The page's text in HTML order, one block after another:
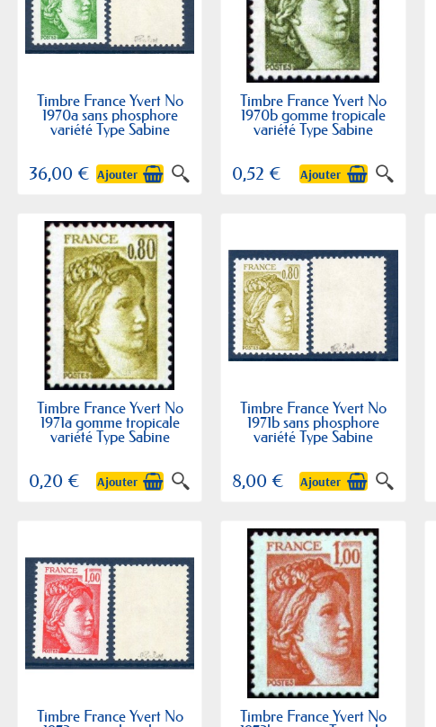
Timbre France Yvert No
1970a sans phosphore
variété Type Sabine
36,00 € Ajouter
Timbre France Yvert No
1970b gomme tropicale
variété Type Sabine
0,52 € Ajouter
Timbre France Yvert No
1971a gomme tropicale
variété Type Sabine
0,20 € Ajouter
Timbre France Yvert No
1971b sans phosphore
variété Type Sabine
8,00 € Ajouter
Timbre France Yvert No Timbre France Yvert No